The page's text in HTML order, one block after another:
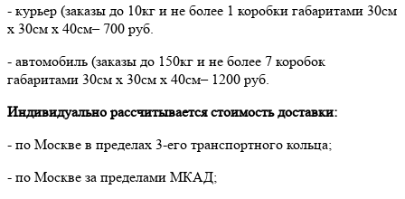
- курьер (заказы до 10кг и не более 1 коробки габаритами 30см
х 30см х 40см– 700 руб.
- автомобиль (заказы до 150кг и не более 7 коробок
габаритами 30см х 30см х 40см– 1200 руб.
Индивидуально рассчитывается стоимость доставки:
- по Москве в пределах 3-его транспортного кольца;
- по Москве за пределами МКАД;